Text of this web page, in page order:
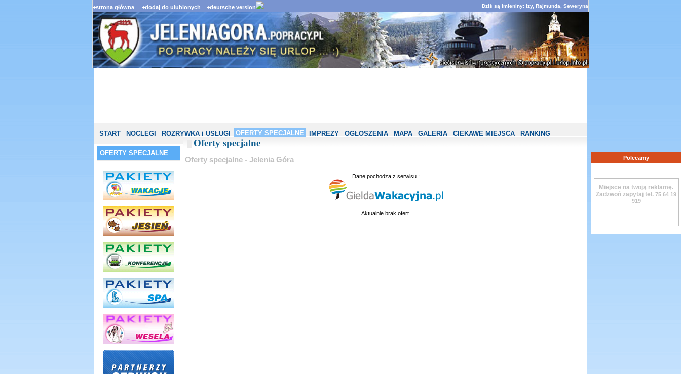
+strona główna +dodaj do ulubionych +deutsche version Dziś są imieniny: Izy, Rajmunda, Seweryna
START NOCLEGI ROZRYWKA i USŁUGI OFERTY SPECJALNE IMPREZY OGŁOSZENIA MAPA GALERIA CIEKAWE MIEJSCA RANKING
OFERTY SPECJALNE
Oferty specjalne
Oferty specjalne - Jelenia Góra
Dane pochodza z serwisu :
Aktualnie brak ofert
Polecamy
Miejsce na twoją reklamę.
Zadzwoń zapytaj tel. 75 64 19
919